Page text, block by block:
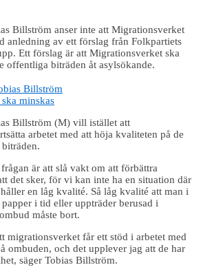
Billström anser inte att Migrationsverket
anledning av ett förslag från Folkpartiets
Ett förslag är att Migrationsverket ska
offentliga biträden åt asylsökande.
Billström
minskas
Billström (M) vill istället att
arbetet med att höja kvaliteten på de
är att slå vakt om att förbättra
det sker, för vi kan inte ha en situation där
en låg kvalité. Så låg kvalité att man i
i tid eller uppträder berusad i
måste bort.
migrationsverket får ett stöd i arbetet med
ombuden, och det upplever jag att de har
säger Tobias Billström.